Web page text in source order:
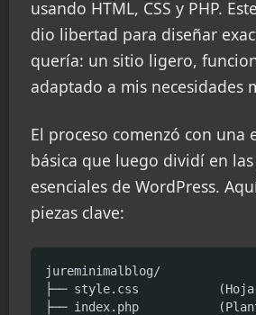
usando HTML, CSS y PHP.
dio libertad para diseñar
quería: un sitio ligero,
adaptado a mis necesidades
El proceso comenzó con una
básica que luego dividí en
esenciales de WordPress.
piezas clave:
jureminimalblog/
├── style.css           (Hoja
├── index.php